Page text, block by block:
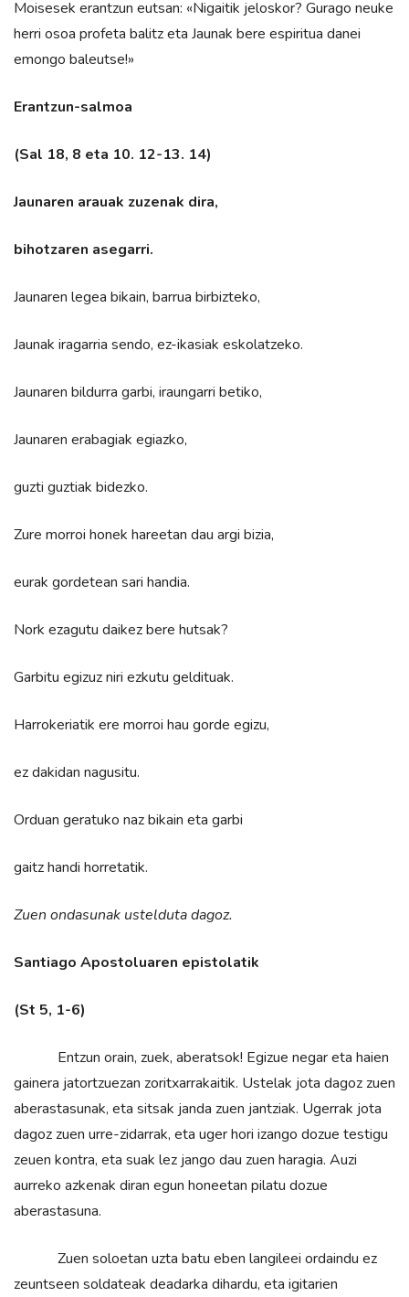
Moisesek erantzun eutsan: «Nigaitik jeloskor? Gurago neuke
herri osoa profeta balitz eta Jaunak bere espiritua danei
emongo baleutse!»
Erantzun-salmoa
(Sal 18, 8 eta 10. 12-13. 14)
Jaunaren arauak zuzenak dira,
bihotzaren asegarri.
Jaunaren legea bikain, barrua birbizteko,
Jaunak iragarria sendo, ez-ikasiak eskolatzeko.
Jaunaren bildurra garbi, iraungarri betiko,
Jaunaren erabagiak egiazko,
guzti guztiak bidezko.
Zure morroi honek hareetan dau argi bizia,
eurak gordetean sari handia.
Nork ezagutu daikez bere hutsak?
Garbitu egizuz niri ezkutu geldituak.
Harrokeriatik ere morroi hau gorde egizu,
ez dakidan nagusitu.
Orduan geratuko naz bikain eta garbi
gaitz handi horretatik.
Zuen ondasunak ustelduta dagoz.
Santiago Apostoluaren epistolatik
(St 5, 1-6)
Entzun orain, zuek, aberatsok! Egizue negar eta haien
gainera jatortzuezan zoritxarrakaitik. Ustelak jota dagoz zuen
aberastasunak, eta sitsak janda zuen jantziak. Ugerrak jota
dagoz zuen urre-zidarrak, eta uger hori izango dozue testigu
zeuen kontra, eta suak lez jango dau zuen haragia. Auzi
aurreko azkenak diran egun honeetan pilatu dozue
aberastasuna.
Zuen soloetan uzta batu eben langileei ordaindu ez
zeuntseen soldateak deadarka dihardu, eta igitarien